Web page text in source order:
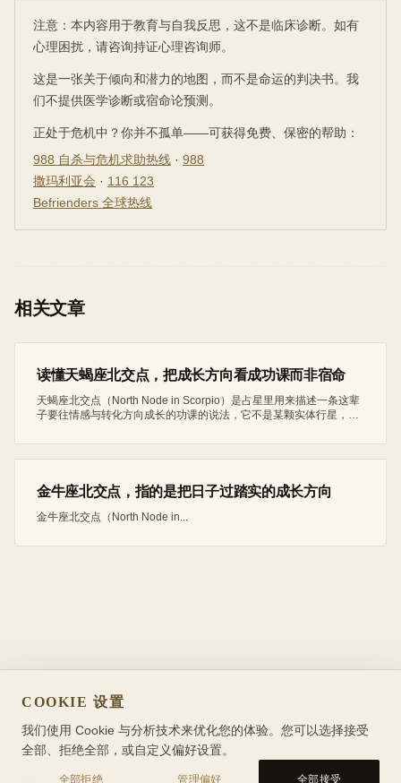
注意：本内容用于教育与自我反思，这不是临床诊断。如有
心理困扰，请咨询持证心理咨询师。
这是一张关于倾向和潜力的地图，而不是命运的判决书。我
们不提供医学诊断或宿命论预测。
正处于危机中？你并不孤单——可获得免费、保密的帮助：
988 自杀与危机求助热线 · 988
撒玛利亚会 · 116 123
Befrienders 全球热线
相关文章
读懂天蝎座北交点，把成长方向看成功课而非宿命
天蝎座北交点（North Node in Scorpio）是占星里用来描述一条这辈
子要往情感与转化方向成长的功课的说法，它不是某颗实体行星，而
金牛座北交点，指的是把日子过踏实的成长方向
金牛座北交点（North Node in...
COOKIE 设置
我们使用 Cookie 与分析技术来优化您的体验。您可以选择接受
全部、拒绝全部，或自定义偏好设置。
全部拒绝 管理偏好 全部接受